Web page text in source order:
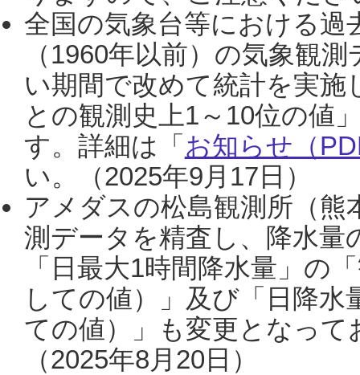
全国の気象台等における過
（1960年以前）の気象観
い期間で改めて統計を実
との観測史上1～10位の値
す。詳細は「 お知らせ（
い。（2025年9月17日）
アメダスの松島観測所（熊
測データを精査し、降水
「日最大1時間降水量」の
しての値）」及び「日降
ての値）」も変更となっ
（2025年8月20日）